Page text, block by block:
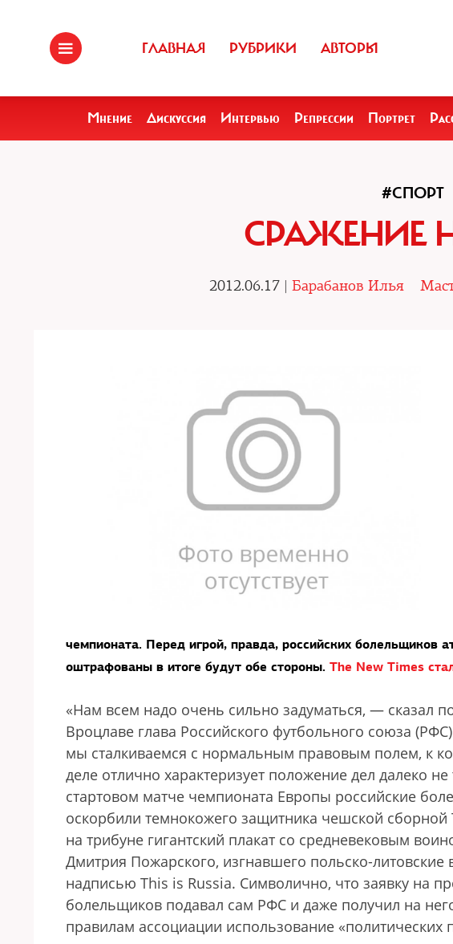
ГЛАВНАЯ РУБРИКИ АВТОРЫ
Мнение Дискуссия Интервью Репрессии Портрет
#СПОРТ
СРАЖЕНИЕ
2012.06.17 | Барабанов Илья
чемпионата. Перед игрой, правда, российских болельщиков
оштрафованы в итоге будут обе стороны. The New Times
«Нам всем надо очень сильно задуматься, — сказал
Вроцлаве глава Российского футбольного союза
мы сталкиваемся с нормальным правовым полем, к
деле отлично характеризует положение дел далеко
стартовом матче чемпионата Европы российские
оскорбили темнокожего защитника чешской сборной
на трибуне гигантский плакат со средневековым
Дмитрия Пожарского, изгнавшего польско-литовские
надписью This is Russia. Символично, что заявку на
болельщиков подавал сам РФС и даже получил на
правилам ассоциации использование